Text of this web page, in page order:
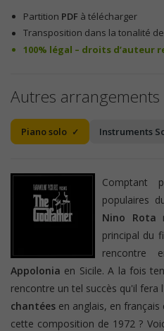
Partition PDF à télécharger
Transposition dans la tonalité
100% légal – droits d’auteur
Autres arrangements
Piano solo Instruments
Comptant
populaires
Nino Rota
principal du
rencontre
Appolonia en Sicile. A la fois
rencontre un tel succès qu'il fera
chantées en anglais, en
cette composition de 1972 ?